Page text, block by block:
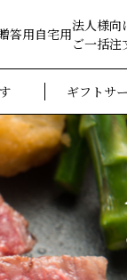
答用自宅用
法人様向
ご一括注
ギフトサ